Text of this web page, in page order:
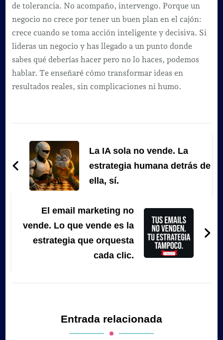
de tolerancia. No acompaño, intervengo. Porque un
negocio no crece por tener un buen plan en el cajón:
crece cuando se toma acción inteligente y decisiva. Si
lideras un negocio y has llegado a un punto donde
sabes qué deberías hacer pero no lo haces, podemos
hablar. Te enseñaré cómo transformar ideas en
resultados reales, sin complicaciones ni humo.
de
entradas
La IA sola no vende. La
estrategia humana detrás de
ella, sí.
El email marketing no
vende. Lo que vende es la
estrategia que orquesta
cada clic.
Entrada relacionada